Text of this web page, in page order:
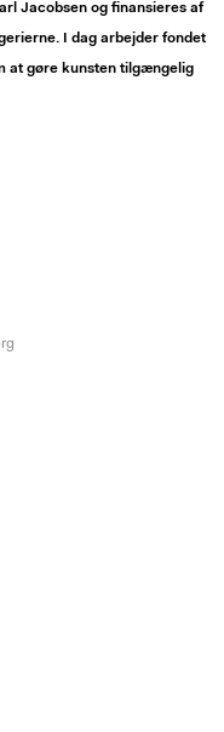
Jacobsen og finansieres af
I dag arbejder fondet
at gøre kunsten tilgængelig